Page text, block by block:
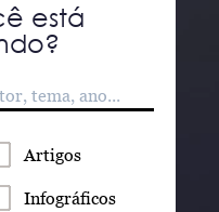
está
Artigos
Infográficos